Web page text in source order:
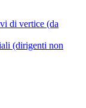
di vertice (da
(dirigenti non